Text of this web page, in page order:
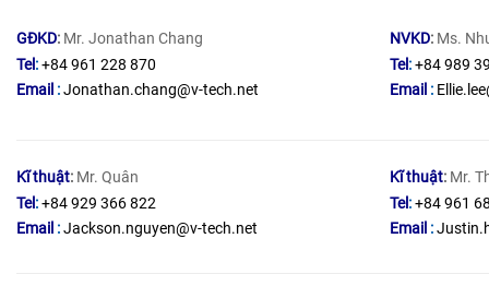
GĐKD: Mr. Jonathan Chang
Tel:+84 961 228 870
Email :Jonathan.chang@v-tech.net
NVKD:Ms.
Tel:+84 989
Email :
Kĩ thuật: Mr. Quân
Tel:+84 929 366 822
Email :Jackson.nguyen@v-tech.net
Kĩ thuật:Mr.
Tel:+84 961
Email :